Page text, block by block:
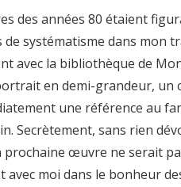
des années 80 étaient
de systématisme dans mon
avec la bibliothèque de
en demi-grandeur, un
une référence au
Secrètement, sans rien
prochaine œuvre ne serait
moi dans le bonheur